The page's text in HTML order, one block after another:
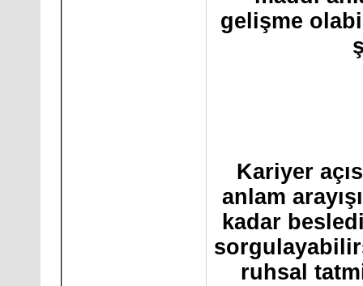
gelişme
Kariyer
anlam
kadar
ruhsal